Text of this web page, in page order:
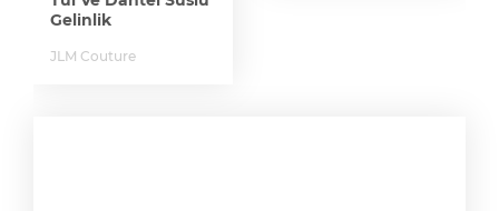
Gelinlik
JLM Couture